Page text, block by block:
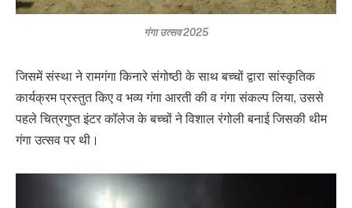
गंगा उत्सव 2025
जिसमें संस्था ने रामगंगा किनारे संगोष्ठी के साथ बच्चों द्वारा सांस्कृतिक
कार्यक्रम प्रस्तुत किए व भव्य गंगा आरती की व गंगा संकल्प लिया, उससे
पहले चित्रगुप्त इंटर कॉलेज के बच्चों ने विशाल रंगोली बनाई जिसकी थीम
गंगा उत्सव पर थी।